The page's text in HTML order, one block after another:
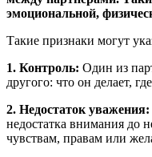
эмоциональной,
Такие признаки могут
1. Контроль: Один из
другого: что он делает,
2. Недостаток уважения:
недостатка внимания до
чувствам, правам или